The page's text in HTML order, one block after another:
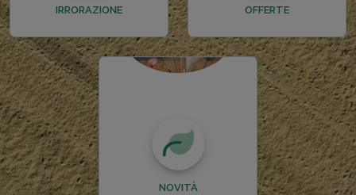
IRRORAZIONE OFFERTE
NOVITÀ